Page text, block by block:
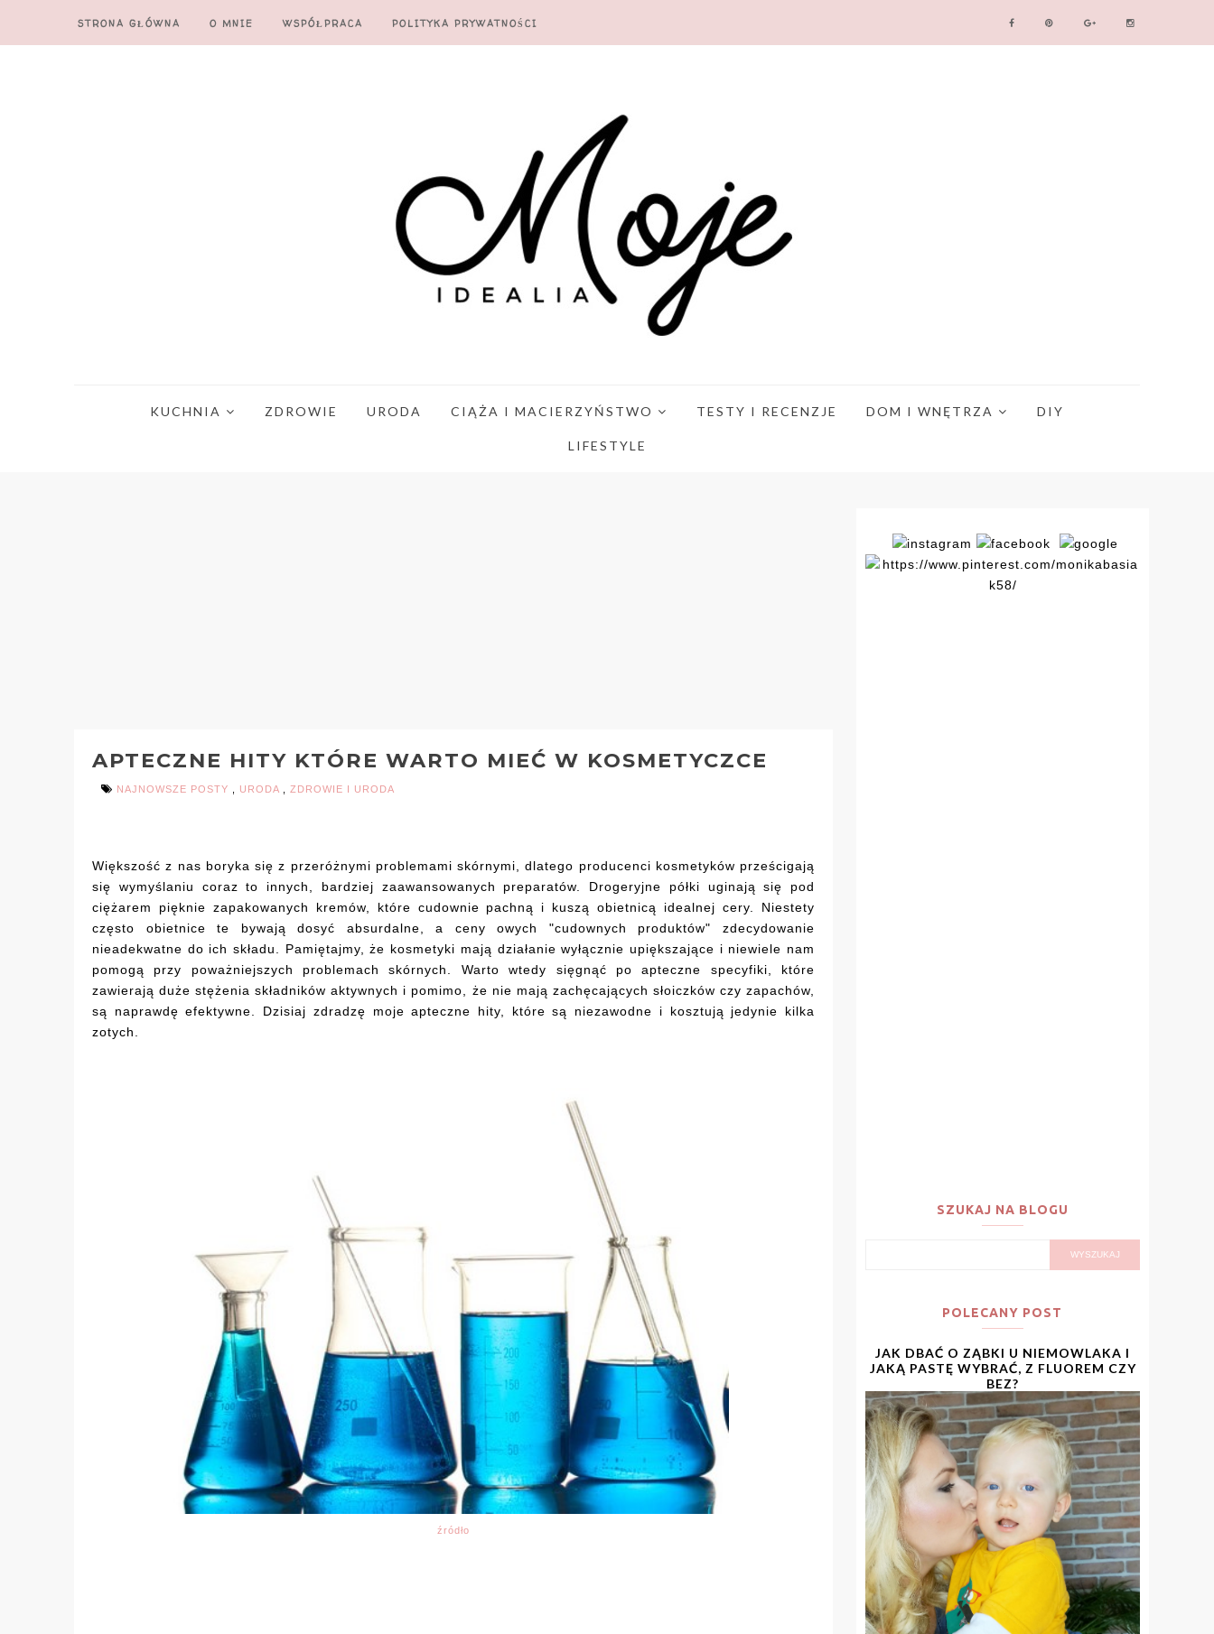
STRONA GŁÓWNA O MNIE WSPÓŁPRACA POLITYKA PRYWATNOŚCI
KUCHNIA ZDROWIE URODA CIĄŻA I MACIERZYŃSTWO TESTY I RECENZJE DOM I WNĘTRZA DIY
LIFESTYLE
APTECZNE HITY KTÓRE WARTO MIEĆ W KOSMETYCZCE
NAJNOWSZE POSTY URODA ZDROWIE I URODA
Większość z nas boryka się z przeróżnymi problemami skórnymi, dlatego producenci kosmetyków prześcigają
się wymyślaniu coraz to innych, bardziej zaawansowanych preparatów. Drogeryjne półki uginają się pod
ciężarem pięknie zapakowanych kremów, które cudownie pachną i kuszą obietnicą idealnej cery. Niestety
często obietnice te bywają dosyć absurdalne, a ceny owych "cudownych produktów" zdecydowanie
nieadekwatne do ich składu. Pamiętajmy, że kosmetyki mają działanie wyłącznie upiększające i niewiele nam
pomogą przy poważniejszych problemach skórnych. Warto wtedy sięgnąć po apteczne specyfiki, które
zawierają duże stężenia składników aktywnych i pomimo, że nie mają zachęcających słoiczków czy zapachów,
są naprawdę efektywne. Dzisiaj zdradzę moje apteczne hity, które są niezawodne i kosztują jedynie kilka
zotych.
źródło
SZUKAJ NA BLOGU
POLECANY POST
JAK DBAĆ O ZĄBKI U NIEMOWLAKA I
JAKĄ PASTĘ WYBRAĆ, Z FLUOREM CZY
BEZ?